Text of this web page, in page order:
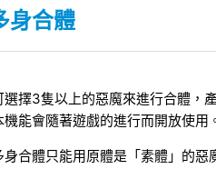
身合體
選擇3隻以上的惡魔來進行合體，
機能會隨著遊戲的進行而開放使用
身合體只能用原體是「素體」的惡